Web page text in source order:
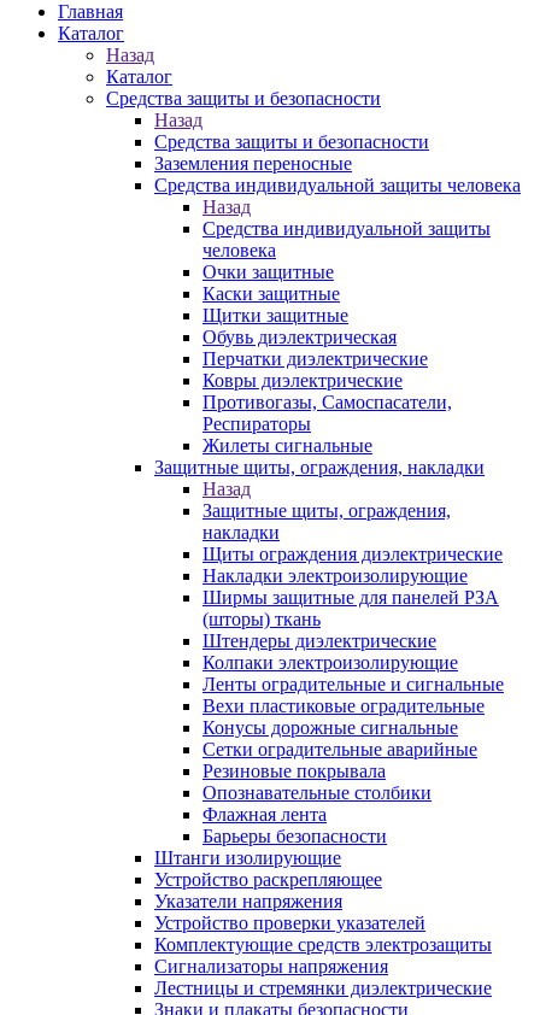
Главная
Каталог
Назад
Каталог
Средства защиты и безопасности
Назад
Средства защиты и безопасности
Заземления переносные
Средства индивидуальной защиты человека
Назад
Средства индивидуальной защиты
человека
Очки защитные
Каски защитные
Щитки защитные
Обувь диэлектрическая
Перчатки диэлектрические
Ковры диэлектрические
Противогазы, Самоспасатели,
Респираторы
Жилеты сигнальные
Защитные щиты, ограждения, накладки
Назад
Защитные щиты, ограждения,
накладки
Щиты ограждения диэлектрические
Накладки электроизолирующие
Ширмы защитные для панелей РЗА
(шторы) ткань
Штендеры диэлектрические
Колпаки электроизолирующие
Ленты оградительные и сигнальные
Вехи пластиковые оградительные
Конусы дорожные сигнальные
Сетки оградительные аварийные
Резиновые покрывала
Опознавательные столбики
Флажная лента
Барьеры безопасности
Штанги изолирующие
Устройство раскрепляющее
Указатели напряжения
Устройство проверки указателей
Комплектующие средств электрозащиты
Сигнализаторы напряжения
Лестницы и стремянки диэлектрические
Знаки и плакаты безопасности